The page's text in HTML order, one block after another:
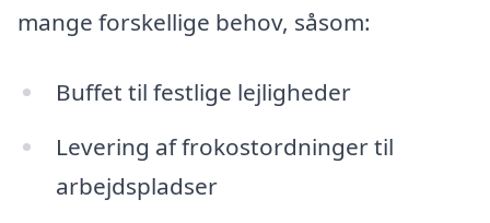
mange forskellige behov, såsom:
Buffet til festlige lejligheder
Levering af frokostordninger til
arbejdspladser